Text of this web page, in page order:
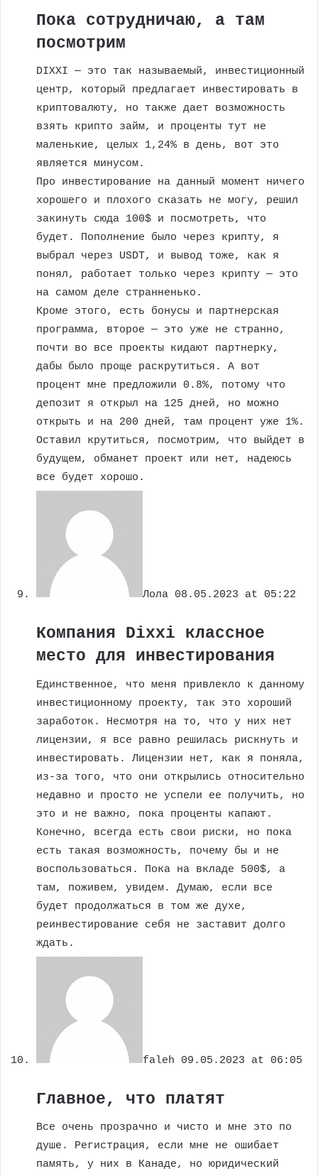
Пока сотрудничаю, а там
посмотрим
DIXXI — это так называемый, инвестиционный
центр, который предлагает инвестировать в
криптовалюту, но также дает возможность
взять крипто займ, и проценты тут не
маленькие, целых 1,24% в день, вот это
является минусом.
Про инвестирование на данный момент ничего
хорошего и плохого сказать не могу, решил
закинуть сюда 100$ и посмотреть, что
будет. Пополнение было через крипту, я
выбрал через USDT, и вывод тоже, как я
понял, работает только через крипту — это
на самом деле странненько.
Кроме этого, есть бонусы и партнерская
программа, второе — это уже не странно,
почти во все проекты кидают партнерку,
дабы было проще раскрутиться. А вот
процент мне предложили 0.8%, потому что
депозит я открыл на 125 дней, но можно
открыть и на 200 дней, там процент уже 1%.
Оставил крутиться, посмотрим, что выйдет в
будущем, обманет проект или нет, надеюсь
все будет хорошо.
Лола 08.05.2023 at 05:22
Компания Dixxi классное
место для инвестирования
Единственное, что меня привлекло к данному
инвестиционному проекту, так это хороший
заработок. Несмотря на то, что у них нет
лицензии, я все равно решилась рискнуть и
инвестировать. Лицензии нет, как я поняла,
из-за того, что они открылись относительно
недавно и просто не успели ее получить, но
это и не важно, пока проценты капают.
Конечно, всегда есть свои риски, но пока
есть такая возможность, почему бы и не
воспользоваться. Пока на вкладе 500$, а
там, поживем, увидем. Думаю, если все
будет продолжаться в том же духе,
реинвестирование себя не заставит долго
ждать.
faleh 09.05.2023 at 06:05
Главное, что платят
Все очень прозрачно и чисто и мне это по
душе. Регистрация, если мне не ошибает
память, у них в Канаде, но юридический